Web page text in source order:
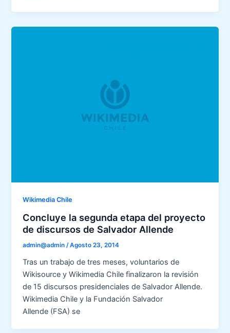
Wikimedia Chile
Concluye la segunda etapa del proyecto
de discursos de Salvador Allende
admin@admin/Agosto 23, 2014
Tras un trabajo de tres meses, voluntarios de
Wikisource y Wikimedia Chile finalizaron la revisión
de 15 discursos presidenciales de Salvador Allende.
Wikimedia Chile y la Fundación Salvador
Allende (FSA) se